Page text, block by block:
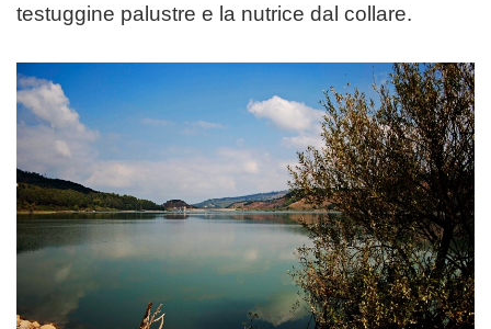
testuggine palustre e la nutrice dal collare.